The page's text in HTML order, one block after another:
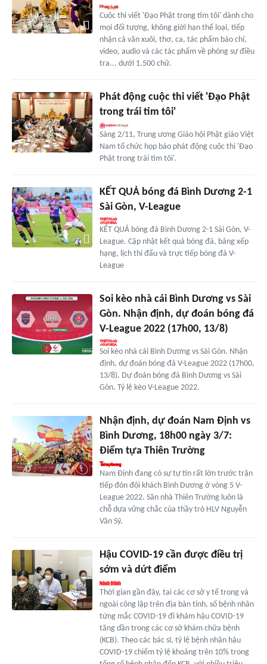
Cuộc thi viết 'Đạo Phật trong tim tôi' dành cho
mọi đối tượng, không giới hạn thể loại, tiếp
nhận cả văn xuôi, thơ, ca, tác phẩm báo chí,
video, audio và các tác phẩm về phóng sự điều
tra... dưới 1.500 chữ.
Phát động cuộc thi viết 'Đạo Phật
trong trái tim tôi'
Sáng 2/11, Trung ương Giáo hội Phật giáo Việt
Nam tổ chức họp báo phát động cuộc thi 'Đạo
Phật trong trái tim tôi'.
KẾT QUẢ bóng đá Bình Dương 2-1
Sài Gòn, V-League
KẾT QUẢ bóng đá Bình Dương 2-1 Sài Gòn, V-
League. Cập nhật kết quả bóng đá, bảng xếp
hạng, lịch thi đấu và trực tiếp bóng đá V-
League
Soi kèo nhà cái Bình Dương vs Sài
Gòn. Nhận định, dự đoán bóng đá
V-League 2022 (17h00, 13/8)
Soi kèo nhà cái Bình Dương vs Sài Gòn. Nhận
định, dự đoán bóng đá V-League 2022 (17h00,
13/8). Dự đoán bóng đá Bình Dương vs Sài
Gòn. Tỷ lệ kèo V-League 2022.
Nhận định, dự đoán Nam Định vs
Bình Dương, 18h00 ngày 3/7:
Điểm tựa Thiên Trường
Nam Định đang có sự tự tin rất lớn trước trận
tiếp đón đội khách Bình Dương ở vòng 5 V-
League 2022. Sân nhà Thiên Trường luôn là
chỗ dựa vững chắc của thầy trò HLV Nguyễn
Văn Sỹ.
Hậu COVID-19 cần được điều trị
sớm và dứt điểm
Thời gian gần đây, tại các cơ sở y tế trong và
ngoài công lập trên địa bàn tỉnh, số bệnh nhân
từng mắc COVID-19 đi khám hậu COVID-19
tăng dần trong các cơ sở khám chữa bệnh
(KCB). Theo các bác sĩ, tỷ lệ bệnh nhân hậu
COVID-19 chiếm tỷ lệ khoảng trên 10% trong